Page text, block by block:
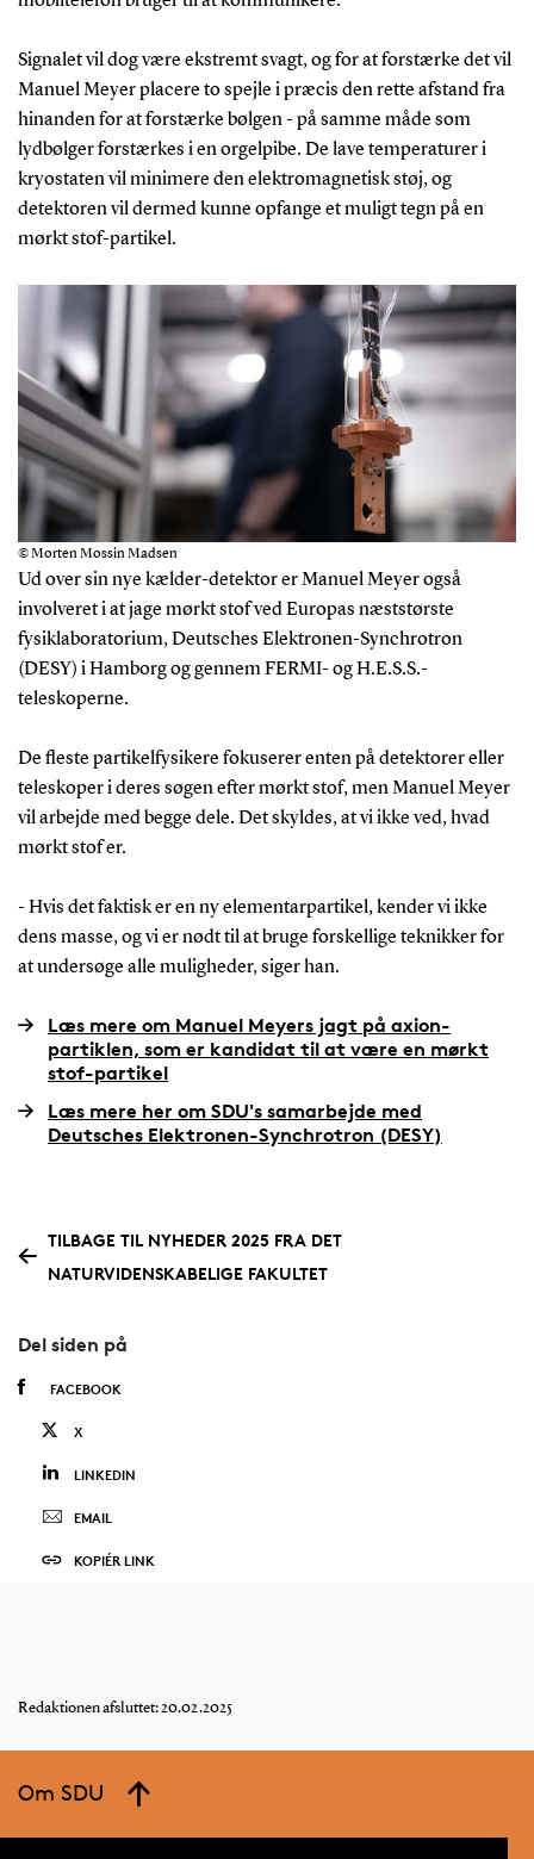
Han er medlem af flere internationale
H.E.S.S. og ALPS II. Gennem ham har SDU etableret
en officiel rammeaftale med Deutsches Elektronen-
Besøg websiden for Manuel Meyers
forskningsgruppe, Axion Dark Matter Research
Group.
Signalet vil dog være ekstremt svagt, og for at forstærke det vil
Manuel Meyer placere to spejle i præcis den rette afstand fra
hinanden for at forstærke bølgen - på samme måde som
lydbølger forstærkes i en orgelpibe. De lave temperaturer i
kryostaten vil minimere den elektromagnetisk støj, og
detektoren vil dermed kunne opfange et muligt tegn på en
mørkt stof-partikel.
© Morten Mossin Madsen
Ud over sin nye kælder-detektor er Manuel Meyer også
involveret i at jage mørkt stof ved Europas næststørste
fysiklaboratorium, Deutsches Elektronen-Synchrotron
(DESY) i Hamborg og gennem FERMI- og H.E.S.S.-
teleskoperne.
De fleste partikelfysikere fokuserer enten på detektorer eller
teleskoper i deres søgen efter mørkt stof, men Manuel Meyer
vil arbejde med begge dele. Det skyldes, at vi ikke ved, hvad
mørkt stof er.
- Hvis det faktisk er en ny elementarpartikel, kender vi ikke
dens masse, og vi er nødt til at bruge forskellige teknikker for
at undersøge alle muligheder, siger han.
Læs mere om Manuel Meyers jagt på axion-
partiklen, som er kandidat til at være en mørkt
stof-partikel
Læs mere her om SDU's samarbejde med
Deutsches Elektronen-Synchrotron (DESY)
TILBAGE TIL NYHEDER 2025 FRA DET
NATURVIDENSKABELIGE FAKULTET
Del siden på
FACEBOOK
X
LINKEDIN
EMAIL
KOPIÉR LINK
Redaktionen afsluttet: 20.02.2025
Om SDU